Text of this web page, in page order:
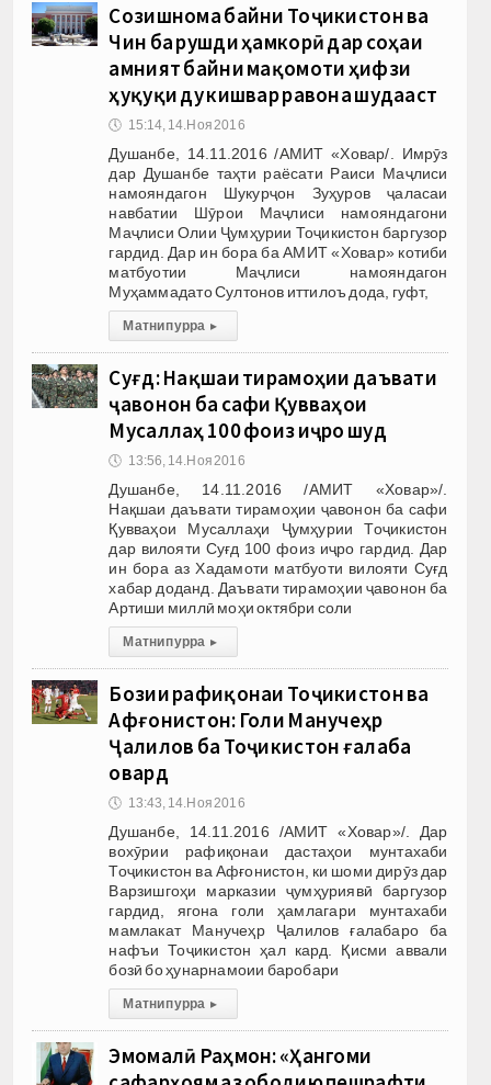
Созишнома байни Тоҷикистон ва
Чин ба рушди ҳамкорӣ дар соҳаи
амният байни мақомоти ҳифзи
ҳуқуқи ду кишвар равона шудааст
🕔 15:14, 14.Ноя 2016
Душанбе, 14.11.2016 /АМИТ «Ховар/. Имрӯз
дар Душанбе таҳти раёсати Раиси Маҷлиси
намояндагон Шукурҷон Зуҳуров ҷаласаи
навбатии Шӯрои Маҷлиси намояндагони
Маҷлиси Олии Ҷумҳурии Тоҷикистон баргузор
гардид. Дар ин бора ба АМИТ «Ховар» котиби
матбуотии Маҷлиси намояндагон
Муҳаммадато Султонов иттилоъ дода, гуфт,
Матни пурра ▸
Суғд: Нақшаи тирамоҳии даъвати
ҷавонон ба сафи Қувваҳои
Мусаллаҳ 100 фоиз иҷро шуд
🕔 13:56, 14.Ноя 2016
Душанбе, 14.11.2016 /АМИТ «Ховар»/.
Нақшаи даъвати тирамоҳии ҷавонон ба сафи
Қувваҳои Мусаллаҳи Ҷумҳурии Тоҷикистон
дар вилояти Суғд 100 фоиз иҷро гардид. Дар
ин бора аз Хадамоти матбуоти вилояти Суғд
хабар доданд. Даъвати тирамоҳии ҷавонон ба
Артиши миллӣ моҳи октябри соли
Матни пурра ▸
Бозии рафиқонаи Тоҷикистон ва
Афғонистон: Голи Манучеҳр
Ҷалилов ба Тоҷикистон ғалаба
овард
🕔 13:43, 14.Ноя 2016
Душанбе, 14.11.2016 /АМИТ «Ховар»/. Дар
вохӯрии рафиқонаи дастаҳои мунтахаби
Тоҷикистон ва Афғонистон, ки шоми дирӯз дар
Варзишгоҳи марказии ҷумҳуриявӣ баргузор
гардид, ягона голи ҳамлагари мунтахаби
мамлакат Манучеҳр Ҷалилов ғалабаро ба
нафъи Тоҷикистон ҳал кард. Қисми аввали
бозӣ бо ҳунарнамоии баробари
Матни пурра ▸
Эмомалӣ Раҳмон: «Ҳангоми